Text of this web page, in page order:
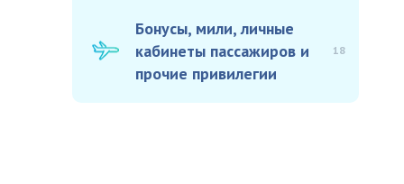
Бонусы, мили, личные
кабинеты пассажиров и
прочие привилегии
18